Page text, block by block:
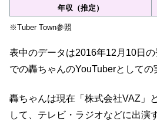
年収（推定）
※Tuber Town参照
表中のデータは2016年12月10日
での轟ちゃんのYouTuberとしての
轟ちゃんは現在「株式会社VAZ」
して、テレビ・ラジオなどに出演